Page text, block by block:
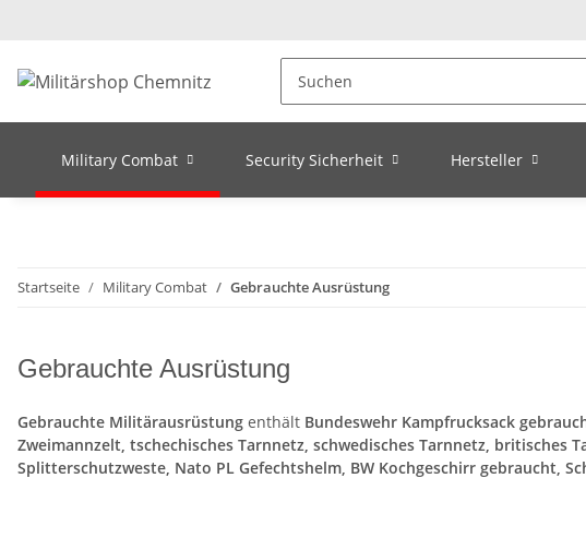
Military Combat Security Sicherheit Hersteller
Startseite Military Combat Gebrauchte Ausrüstung
Gebrauchte Ausrüstung
Gebrauchte Militärausrüstung enthält Bundeswehr Kampfrucksack
Zweimannzelt, tschechisches Tarnnetz, schwedisches Tarnnetz, britisches
Splitterschutzweste, Nato PL Gefechtshelm, BW Kochgeschirr gebraucht,